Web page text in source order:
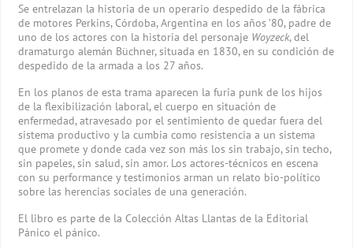
Se entrelazan la historia de un operario despedido de la fábrica
de motores Perkins, Córdoba, Argentina en los años ’80, padre de
uno de los actores con la historia del personaje Woyzeck, del
dramaturgo alemán Büchner, situada en 1830, en su condición de
despedido de la armada a los 27 años.
En los planos de esta trama aparecen la furia punk de los hijos
de la flexibilización laboral, el cuerpo en situación de
enfermedad, atravesado por el sentimiento de quedar fuera del
sistema productivo y la cumbia como resistencia a un sistema
que promete y donde cada vez son más los sin trabajo, sin techo,
sin papeles, sin salud, sin amor. Los actores-técnicos en escena
con su performance y testimonios arman un relato bio-político
sobre las herencias sociales de una generación.
El libro es parte de la Colección Altas Llantas de la Editorial
Pánico el pánico.